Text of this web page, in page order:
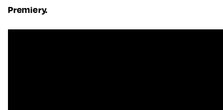
Premiery.